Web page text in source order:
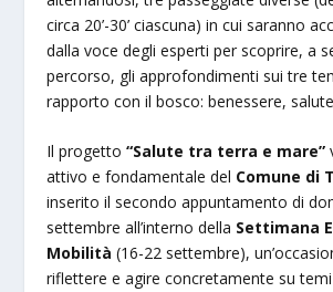
circa 20’-30’ ciascuna) in cui saranno
dalla voce degli esperti per scoprire, a
percorso, gli approfondimenti sui tre
rapporto con il bosco: benessere,
Il progetto“Salute tra terra e mare”
attivo e fondamentale del Comune di
inserito il secondo appuntamento di
settembre all’interno della Settimana
Mobilità(16-22 settembre),
riflettere e agire concretamente su